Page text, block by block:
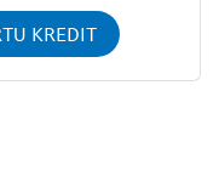
KREDIT